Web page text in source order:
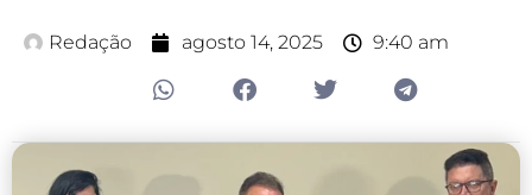
Redação agosto 14, 2025 9:40 am